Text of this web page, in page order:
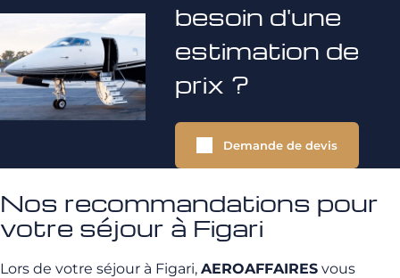
besoin d'une
estimation de
prix ?
Demande de devis
Nos recommandations pour
votre séjour à Figari
Lors de votre séjour à Figari, AEROAFFAIRES vous